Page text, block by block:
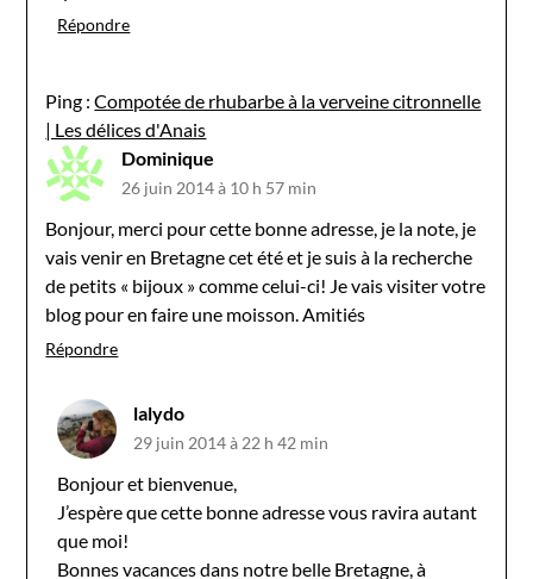
Répondre
Ping :Compotée de rhubarbe à la verveine citronnelle
| Les délices d'Anais
Dominique
26 juin 2014 à 10 h 57 min
Bonjour, merci pour cette bonne adresse, je la note, je
vais venir en Bretagne cet été et je suis à la recherche
de petits « bijoux » comme celui-ci! Je vais visiter votre
blog pour en faire une moisson. Amitiés
Répondre
lalydo
29 juin 2014 à 22 h 42 min
Bonjour et bienvenue,
J’espère que cette bonne adresse vous ravira autant
que moi!
Bonnes vacances dans notre belle Bretagne, à